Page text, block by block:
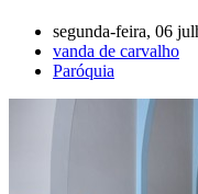
segunda-feira, 06
vanda de carvalho
Paróquia